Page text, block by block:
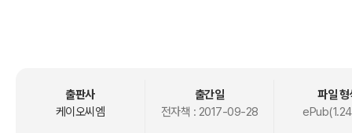
현대인이었던 수현이 혹독하고 잔인한 원시부족의 삶에 적응하기란
출판사
케이오씨엠
출간일
전자책 : 2017-09-28
파일 형